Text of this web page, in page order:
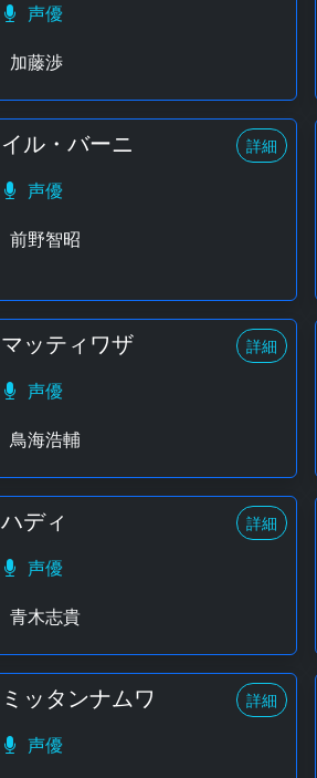
声優
加藤渉
イル・バーニ 詳細
声優
前野智昭
マッティワザ 詳細
声優
鳥海浩輔
ハディ 詳細
声優
青木志貴
ミッタンナムワ 詳細
声優